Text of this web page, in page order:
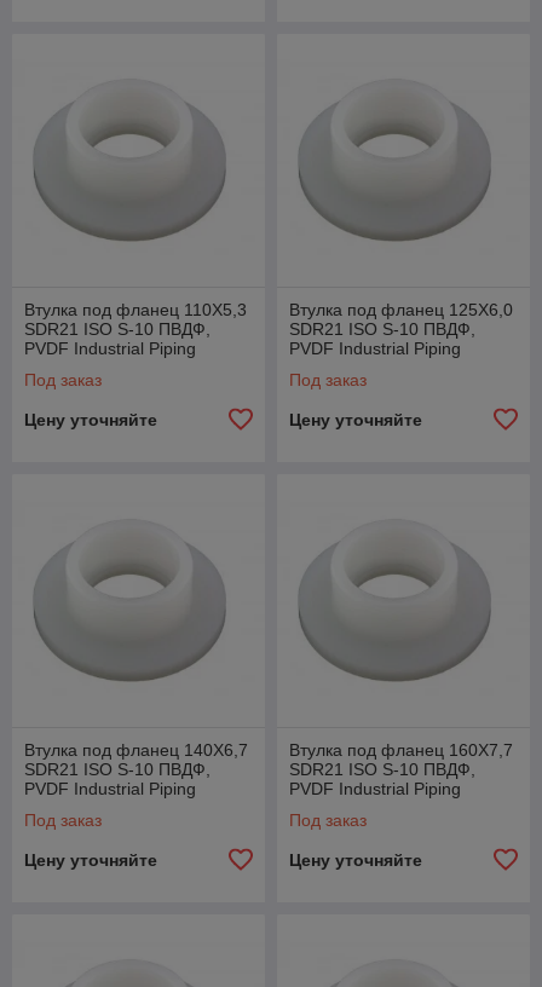
Втулка под фланец 110X5,3
SDR21 ISO S-10 ПВДФ,
PVDF Industrial Piping
Под заказ
Цену уточняйте
Втулка под фланец 125X6,0
SDR21 ISO S-10 ПВДФ,
PVDF Industrial Piping
Под заказ
Цену уточняйте
Втулка под фланец 140X6,7
SDR21 ISO S-10 ПВДФ,
PVDF Industrial Piping
Под заказ
Цену уточняйте
Втулка под фланец 160X7,7
SDR21 ISO S-10 ПВДФ,
PVDF Industrial Piping
Под заказ
Цену уточняйте